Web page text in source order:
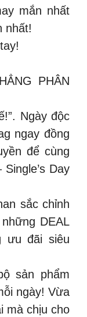
mắn nhất
nhất!
PHÂN
Ngày độc
ngay đồng
để cùng
Day
sắc chỉnh
DEAL
ưu đãi siêu
sản phẩm
ngày! Vừa
mà chịu cho